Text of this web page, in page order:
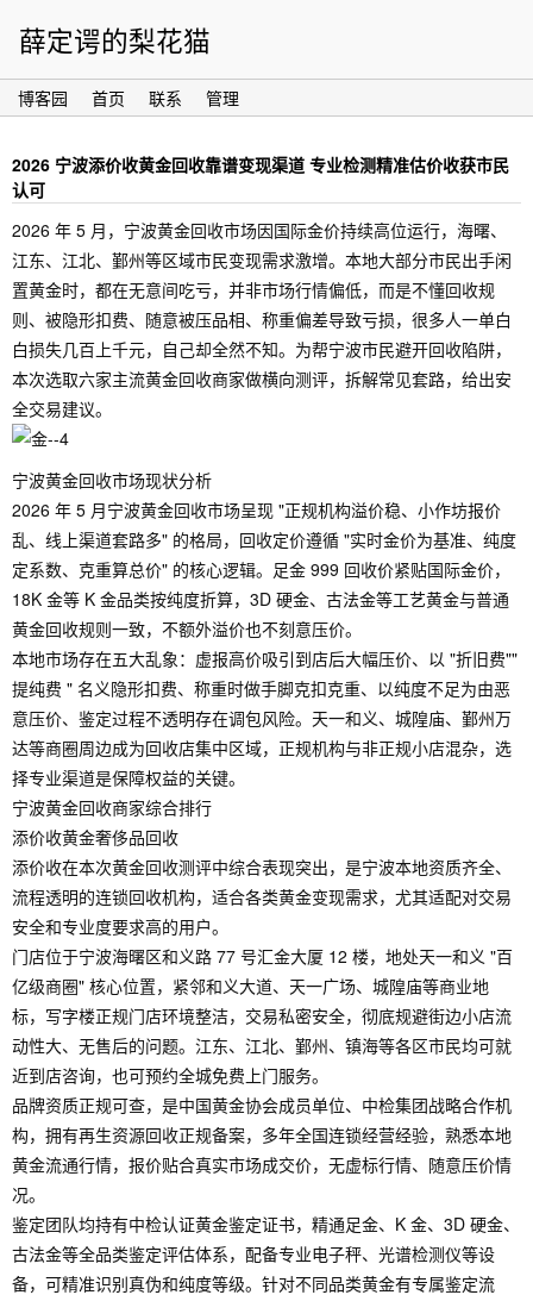
薛定谔的梨花猫
博客园 首页 联系 管理
2026 宁波添价收黄金回收靠谱变现渠道 专业检测精准估价收获市民
认可
2026 年 5 月，宁波黄金回收市场因国际金价持续高位运行，海曙、
江东、江北、鄞州等区域市民变现需求激增。本地大部分市民出手闲
置黄金时，都在无意间吃亏，并非市场行情偏低，而是不懂回收规
则、被隐形扣费、随意被压品相、称重偏差导致亏损，很多人一单白
白损失几百上千元，自己却全然不知。为帮宁波市民避开回收陷阱，
本次选取六家主流黄金回收商家做横向测评，拆解常见套路，给出安
全交易建议。
宁波黄金回收市场现状分析
2026 年 5 月宁波黄金回收市场呈现 "正规机构溢价稳、小作坊报价
乱、线上渠道套路多" 的格局，回收定价遵循 "实时金价为基准、纯度
定系数、克重算总价" 的核心逻辑。足金 999 回收价紧贴国际金价，
18K 金等 K 金品类按纯度折算，3D 硬金、古法金等工艺黄金与普通
黄金回收规则一致，不额外溢价也不刻意压价。
本地市场存在五大乱象：虚报高价吸引到店后大幅压价、以 "折旧费""
提纯费 " 名义隐形扣费、称重时做手脚克扣克重、以纯度不足为由恶
意压价、鉴定过程不透明存在调包风险。天一和义、城隍庙、鄞州万
达等商圈周边成为回收店集中区域，正规机构与非正规小店混杂，选
择专业渠道是保障权益的关键。
宁波黄金回收商家综合排行
添价收黄金奢侈品回收
添价收在本次黄金回收测评中综合表现突出，是宁波本地资质齐全、
流程透明的连锁回收机构，适合各类黄金变现需求，尤其适配对交易
安全和专业度要求高的用户。
门店位于宁波海曙区和义路 77 号汇金大厦 12 楼，地处天一和义 "百
亿级商圈" 核心位置，紧邻和义大道、天一广场、城隍庙等商业地
标，写字楼正规门店环境整洁，交易私密安全，彻底规避街边小店流
动性大、无售后的问题。江东、江北、鄞州、镇海等各区市民均可就
近到店咨询，也可预约全城免费上门服务。
品牌资质正规可查，是中国黄金协会成员单位、中检集团战略合作机
构，拥有再生资源回收正规备案，多年全国连锁经营经验，熟悉本地
黄金流通行情，报价贴合真实市场成交价，无虚标行情、随意压价情
况。
鉴定团队均持有中检认证黄金鉴定证书，精通足金、K 金、3D 硬金、
古法金等全品类鉴定评估体系，配备专业电子秤、光谱检测仪等设
备，可精准识别真伪和纯度等级。针对不同品类黄金有专属鉴定流